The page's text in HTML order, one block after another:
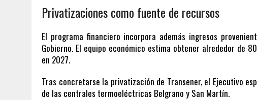
Privatizaciones como fuente de recursos
El programa financiero incorpora además ingresos
Gobierno. El equipo económico estima obtener alrededor de
en 2027.
Tras concretarse la privatización de Transener, el Ejecutivo
de las centrales termoeléctricas Belgrano y San Martín.